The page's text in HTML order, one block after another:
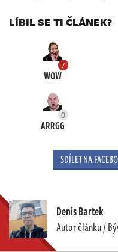
LÍBIL SE TI ČLÁNEK?
7
WOW
0
ARRGG
SDÍLET NA
Denis Bartek
Autor článku /